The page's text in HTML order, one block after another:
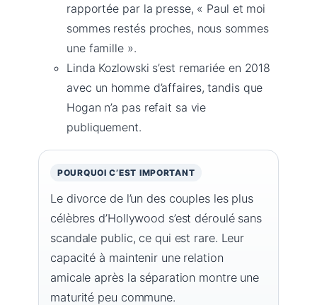
rapportée par la presse, « Paul et moi
sommes restés proches, nous sommes
une famille ».
Linda Kozlowski s’est remariée en 2018
avec un homme d’affaires, tandis que
Hogan n’a pas refait sa vie
publiquement.
POURQUOI C’EST IMPORTANT
Le divorce de l’un des couples les plus
célèbres d’Hollywood s’est déroulé sans
scandale public, ce qui est rare. Leur
capacité à maintenir une relation
amicale après la séparation montre une
maturité peu commune.